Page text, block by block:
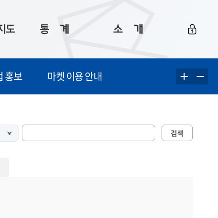
도 통ㅤ계
통계로 보는 부산
통계 알림
통계 관련 정보
소ㅤ개
공지사항
이용 안내
이용 문의 및 개선 요청
홍보 마켓 이용 안내
검색